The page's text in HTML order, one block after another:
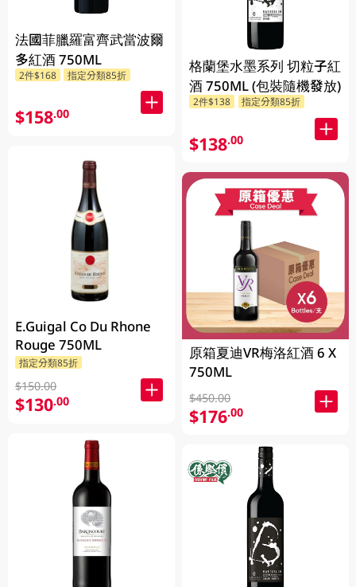
法國菲臘羅富齊武當波爾
多紅酒 750ML
2件$168 指定分類85折
$158.00
E.Guigal Co Du Rhone
Rouge 750ML
指定分類85折
$150.00
$130.00
格蘭堡水墨系列 切粒子紅
酒 750ML (包裝隨機發放)
2件$138 指定分類85折
$138.00
原箱夏迪VR梅洛紅酒 6 X
750ML
$450.00
$176.00